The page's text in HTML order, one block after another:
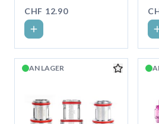
CHF 12.90
AN LAGER